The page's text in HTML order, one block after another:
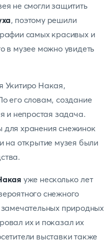
не смогли защитить
, поэтому решили
самых красивых и
в музее можно увидеть
Укитиро Накая,
его словам, создание
и непростая задача.
для хранения снежинок
на открытие музея были
уже несколько лет
снежного
природных
их и показал их
выставки также